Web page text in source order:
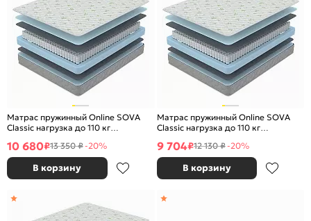
Матрас пружинный Online SOVA
Classic нагрузка до 110 кг
10 680₽13 350 ₽-20%
В корзину
Матрас пружинный Online SOVA
Classic нагрузка до 110 кг
9 704₽12 130 ₽-20%
В корзину